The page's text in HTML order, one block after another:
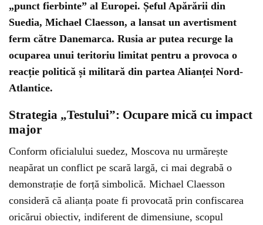
„punct fierbinte” al Europei. Șeful Apărării din
Suedia, Michael Claesson, a lansat un avertisment
ferm către Danemarca. Rusia ar putea recurge la
ocuparea unui teritoriu limitat pentru a provoca o
reacție politică și militară din partea Alianței Nord-
Atlantice.
Strategia „Testului”: Ocupare mică cu impact
major
Conform oficialului suedez, Moscova nu urmărește
neapărat un conflict pe scară largă, ci mai degrabă o
demonstrație de forță simbolică. Michael Claesson
consideră că alianța poate fi provocată prin confiscarea
oricărui obiectiv, indiferent de dimensiune, scopul